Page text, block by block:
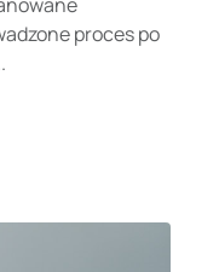
proces po